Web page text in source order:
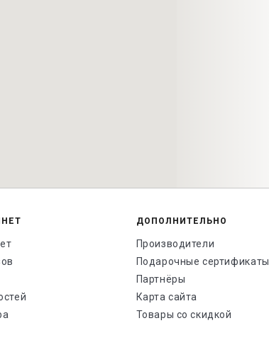
ДОПОЛНИТЕЛЬНО
Производители
Подарочные сертификаты
Партнёры
Карта сайта
Товары со скидкой